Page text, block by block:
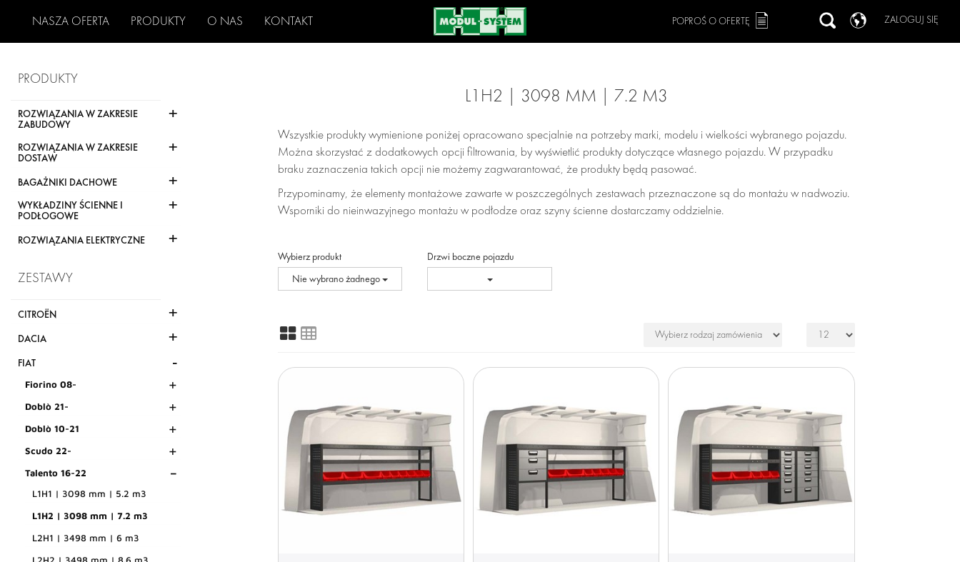
NASZA OFERTA PRODUKTY O NAS KONTAKT ZALOGUJ SIĘ
POPROŚ O OFERTĘ
PRODUKTY
ROZWIĄZANIA W ZAKRESIE
ZABUDOWY
+
ROZWIĄZANIA W ZAKRESIE
DOSTAW
+
BAGAŻNIKI DACHOWE +
WYKŁADZINY ŚCIENNE I
PODŁOGOWE
+
ROZWIĄZANIA ELEKTRYCZNE +
ZESTAWY
CITROËN +
DACIA +
FIAT -
Fiorino 08- +
Doblò 21- +
Doblò 10-21 +
Scudo 22- +
Talento 16-22 -
L1H1 | 3098 mm | 5.2 m3
L1H2 | 3098 mm | 7.2 m3
L2H1 | 3498 mm | 6 m3
L1H2 | 3098 MM | 7.2 M3
Wszystkie produkty wymienione poniżej opracowano specjalnie na potrzeby marki, modelu i wielkości wybranego pojazdu.
Można skorzystać z dodatkowych opcji filtrowania, by wyświetlić produkty dotyczące własnego pojazdu. W przypadku
braku zaznaczenia takich opcji nie możemy zagwarantować, że produkty będą pasować.
Przypominamy, że elementy montażowe zawarte w poszczególnych zestawach przeznaczone są do montażu w nadwoziu.
Wsporniki do nieinwazyjnego montażu w podłodze oraz szyny ścienne dostarczamy oddzielnie.
Wybierz produkt
Nie wybrano żadnego
Drzwi boczne pojazdu